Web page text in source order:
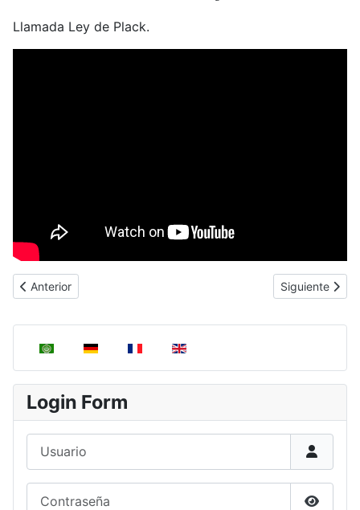
Seleccione su idioma
Login Form
Llamada Ley de Plack.
Artículo anterior: Los espectros atómicos
Anterior Artículo
Siguiente